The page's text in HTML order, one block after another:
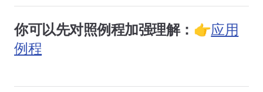
你可以先对照例程加强理解：👉应用
例程